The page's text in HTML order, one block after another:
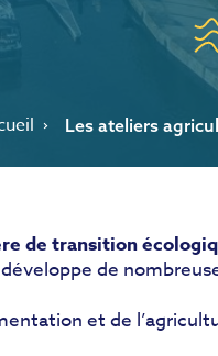
Les ateliers
de transition
de
et de